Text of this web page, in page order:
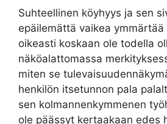
Suhteellinen köyhyys ja sen
epäilemättä vaikea ymmärtää
oikeasti koskaan ole todella
näköalattomassa
miten se
henkilön itsetunnon pala
sen kolmannenkymmenen
ole päässyt kertaakaan edes